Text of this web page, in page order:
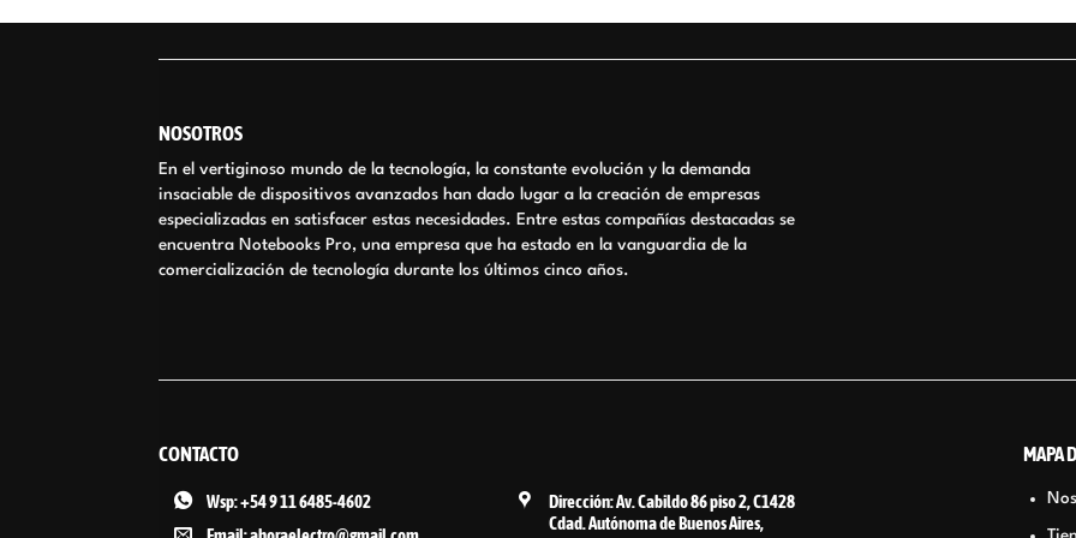
NOSOTROS
En el vertiginoso mundo de la tecnología, la constante evolución y la demanda
insaciable de dispositivos avanzados han dado lugar a la creación de empresas
especializadas en satisfacer estas necesidades. Entre estas compañías destacadas se
encuentra Notebooks Pro, una empresa que ha estado en la vanguardia de la
comercialización de tecnología durante los últimos cinco años.
CONTACTO
Wsp: +54 9 11 6485-4602
Dirección: Av. Cabildo 86 piso 2, C1428
Cdad. Autónoma de Buenos Aires,
MAPA